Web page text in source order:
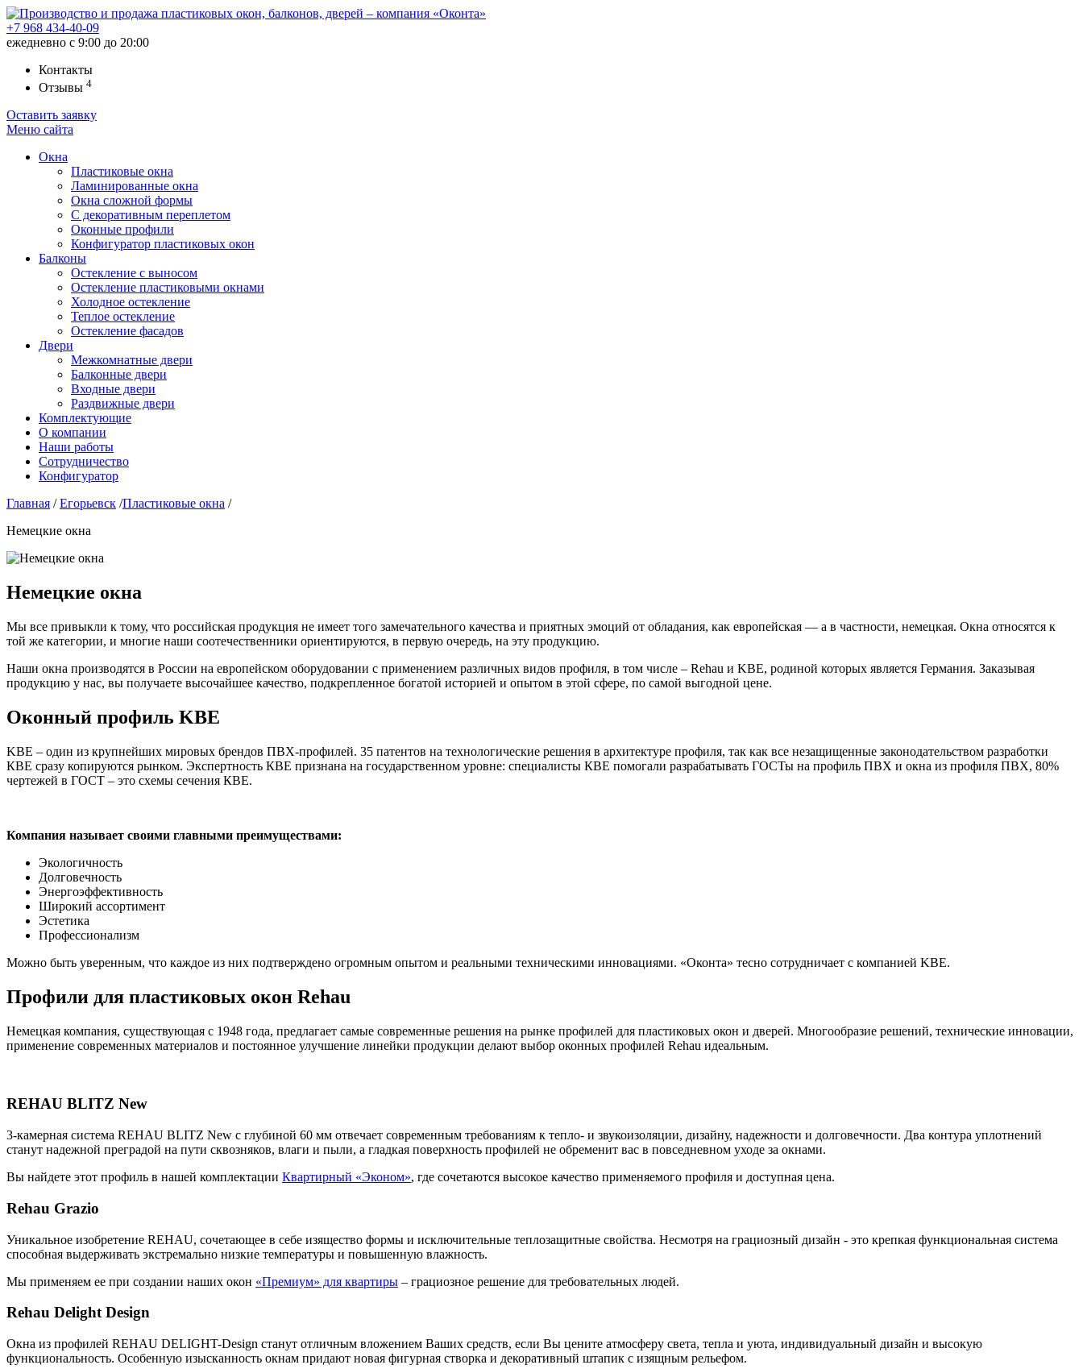
+7 968 434-40-09
ежедневно с 9:00 до 20:00
Контакты
Отзывы 4
Оставить заявку
Меню сайта
Окна
Пластиковые окна
Ламинированные окна
Окна сложной формы
С декоративным переплетом
Оконные профили
Конфигуратор пластиковых окон
Балконы
Остекление с выносом
Остекление пластиковыми окнами
Холодное остекление
Теплое остекление
Остекление фасадов
Двери
Межкомнатные двери
Балконные двери
Входные двери
Раздвижные двери
Комплектующие
О компании
Наши работы
Сотрудничество
Конфигуратор
Главная / Егорьевск /Пластиковые окна /
Немецкие окна
Немецкие окна
Мы все привыкли к тому, что российская продукция не имеет того замечательного качества и приятных эмоций от обладания, как европейская — а в частности, немецкая. Окна относятся к
той же категории, и многие наши соотечественники ориентируются, в первую очередь, на эту продукцию.
Наши окна производятся в России на европейском оборудовании с применением различных видов профиля, в том числе – Rehau и KBE, родиной которых является Германия. Заказывая
продукцию у нас, вы получаете высочайшее качество, подкрепленное богатой историей и опытом в этой сфере, по самой выгодной цене.
Оконный профиль KBE
KBE – один из крупнейших мировых брендов ПВХ-профилей. 35 патентов на технологические решения в архитектуре профиля, так как все незащищенные законодательством разработки
КВЕ сразу копируются рынком. Экспертность КВЕ признана на государственном уровне: специалисты КВЕ помогали разрабатывать ГОСТы на профиль ПВХ и окна из профиля ПВХ, 80%
чертежей в ГОСТ – это схемы сечения КВЕ.
Компания называет своими главными преимуществами:
Экологичность
Долговечность
Энергоэффективность
Широкий ассортимент
Эстетика
Профессионализм
Можно быть уверенным, что каждое из них подтверждено огромным опытом и реальными техническими инновациями. «Оконта» тесно сотрудничает с компанией KBE.
Профили для пластиковых окон Rehau
Немецкая компания, существующая с 1948 года, предлагает самые современные решения на рынке профилей для пластиковых окон и дверей. Многообразие решений, технические инновации,
применение современных материалов и постоянное улучшение линейки продукции делают выбор оконных профилей Rehau идеальным.
REHAU BLITZ New
3-камерная система REHAU BLITZ New с глубиной 60 мм отвечает современным требованиям к тепло- и звукоизоляции, дизайну, надежности и долговечности. Два контура уплотнений
станут надежной преградой на пути сквозняков, влаги и пыли, а гладкая поверхность профилей не обременит вас в повседневном уходе за окнами.
Вы найдете этот профиль в нашей комплектации Квартирный «Эконом», где сочетаются высокое качество применяемого профиля и доступная цена.
Rehau Grazio
Уникальное изобретение REHAU, сочетающее в себе изящество формы и исключительные теплозащитные свойства. Несмотря на грациозный дизайн - это крепкая функциональная система
способная выдерживать экстремально низкие температуры и повышенную влажность.
Мы применяем ее при создании наших окон «Премиум» для квартиры – грациозное решение для требовательных людей.
Rehau Delight Design
Окна из профилей REHAU DELIGHT-Design станут отличным вложением Ваших средств, если Вы цените атмосферу света, тепла и уюта, индивидуальный дизайн и высокую
функциональность. Особенную изысканность окнам придают новая фигурная створка и декоративный штапик с изящным рельефом.